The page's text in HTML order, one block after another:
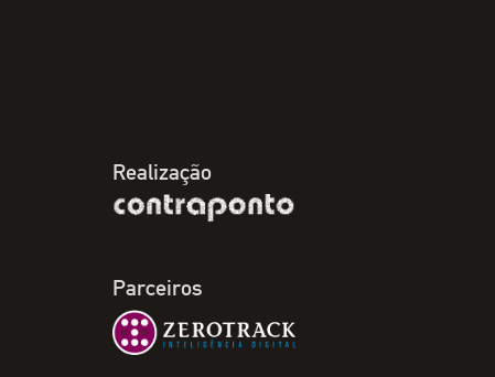
Realização
Parceiros